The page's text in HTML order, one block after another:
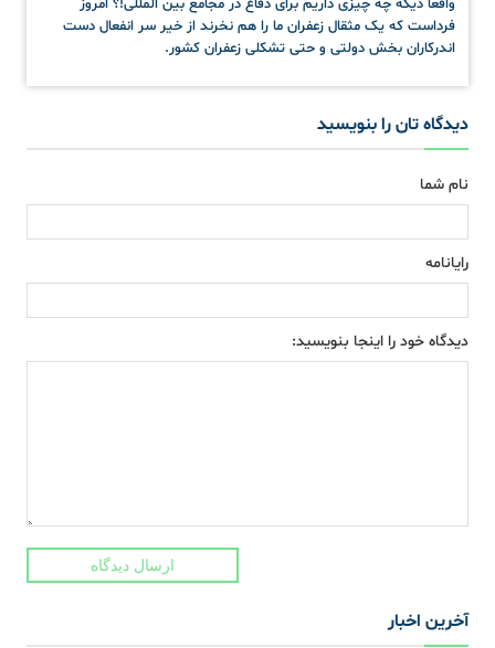
واقعا دیگه چه چیزی داریم برای دفاع در مجامع بین المللی!؟ امروز
فرداست که یک مثقال زعفران ما را هم نخرند از خیر سر انفعال دست
اندرکاران بخش دولتی و حتی تشکلی زعفران کشور.
دیدگاه تان را بنویسید
نام شما
رایانامه
دیدگاه خود را اینجا بنویسید:
ارسال دیدگاه
آخرین اخبار